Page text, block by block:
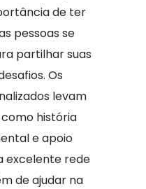
de ter
pessoas se
partilhar suas
Os
levam
história
e apoio
excelente rede
de ajudar na